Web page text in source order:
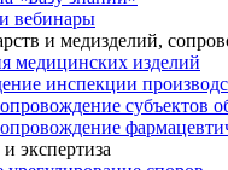
вебинары
и медизделий,
медицинских изделий
инспекции
субъектов
экспертиза